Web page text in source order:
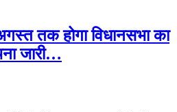
तक होगा विधानसभा का
जारी…